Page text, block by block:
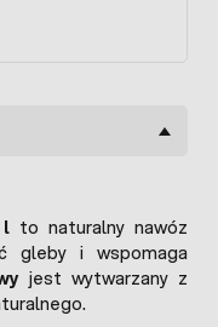
lto naturalny nawóz
gleby i wspomaga
jest wytwarzany z